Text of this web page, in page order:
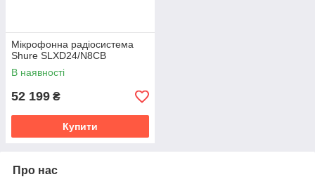
Мікрофонна радіосистема
Shure SLXD24/N8CB
В наявності
52 199 ₴
Купити
Про нас